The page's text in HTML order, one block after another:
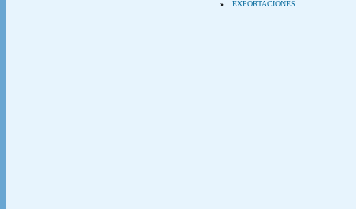
»
EXPORTACIONES